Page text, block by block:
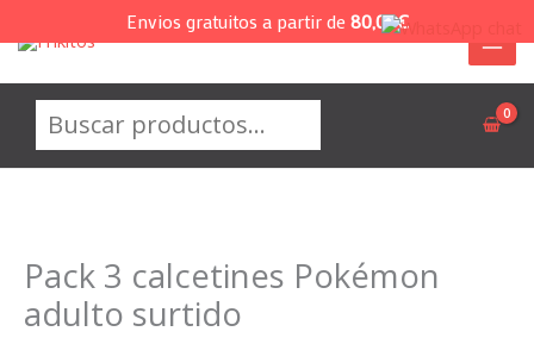
al
Buscar
Pack 3 calcetines Pokémon
adulto surtido
Envios gratuitos a partir de 80,00€